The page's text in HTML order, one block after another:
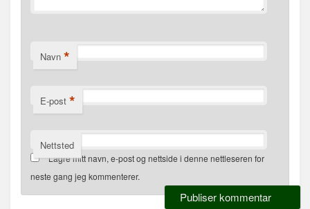
Navn *
E-post *
Nettsted
Lagre mitt navn, e-post og nettside i denne nettleseren for
neste gang jeg kommenterer.
Alternative: